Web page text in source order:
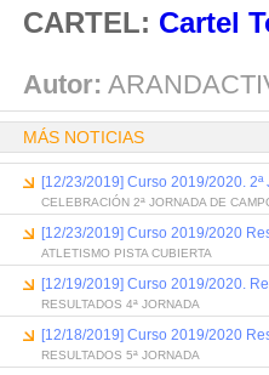
CARTEL: Cartel
Autor:
MÁS NOTICIAS
[12/23/2019] Curso 2019/2020.
CELEBRACIÓN 2ª JORNADA DE
[12/23/2019] Curso 2019/2020
ATLETISMO PISTA CUBIERTA
[12/19/2019] Curso 2019/2020.
RESULTADOS 4ª JORNADA
[12/18/2019] Curso 2019/2020
RESULTADOS 5ª JORNADA